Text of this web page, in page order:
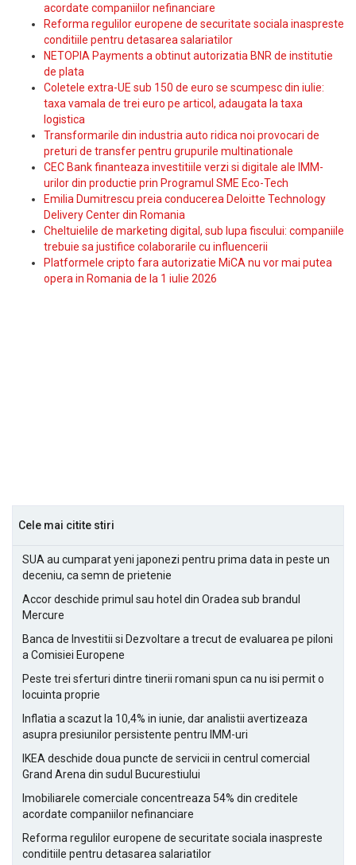
acordate companiilor nefinanciare
Reforma regulilor europene de securitate sociala inaspreste
conditiile pentru detasarea salariatilor
NETOPIA Payments a obtinut autorizatia BNR de institutie
de plata
Coletele extra-UE sub 150 de euro se scumpesc din iulie:
taxa vamala de trei euro pe articol, adaugata la taxa
logistica
Transformarile din industria auto ridica noi provocari de
preturi de transfer pentru grupurile multinationale
CEC Bank finanteaza investitiile verzi si digitale ale IMM-
urilor din productie prin Programul SME Eco-Tech
Emilia Dumitrescu preia conducerea Deloitte Technology
Delivery Center din Romania
Cheltuielile de marketing digital, sub lupa fiscului: companiile
trebuie sa justifice colaborarile cu influencerii
Platformele cripto fara autorizatie MiCA nu vor mai putea
opera in Romania de la 1 iulie 2026
Cele mai citite stiri
SUA au cumparat yeni japonezi pentru prima data in peste un
deceniu, ca semn de prietenie
Accor deschide primul sau hotel din Oradea sub brandul
Mercure
Banca de Investitii si Dezvoltare a trecut de evaluarea pe piloni
a Comisiei Europene
Peste trei sferturi dintre tinerii romani spun ca nu isi permit o
locuinta proprie
Inflatia a scazut la 10,4% in iunie, dar analistii avertizeaza
asupra presiunilor persistente pentru IMM-uri
IKEA deschide doua puncte de servicii in centrul comercial
Grand Arena din sudul Bucurestiului
Imobiliarele comerciale concentreaza 54% din creditele
acordate companiilor nefinanciare
Reforma regulilor europene de securitate sociala inaspreste
conditiile pentru detasarea salariatilor